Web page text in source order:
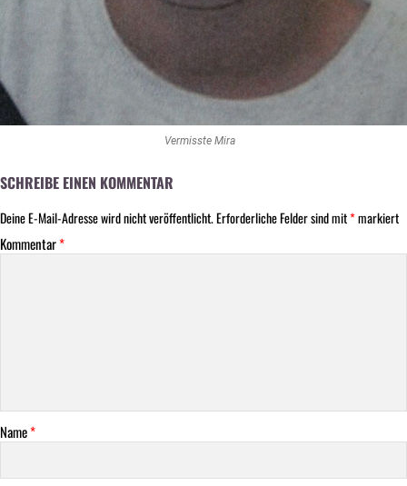
Vermisste Mira
SCHREIBE EINEN KOMMENTAR
Deine E-Mail-Adresse wird nicht veröffentlicht.Erforderliche Felder sind mit*markiert
Kommentar*
Name*